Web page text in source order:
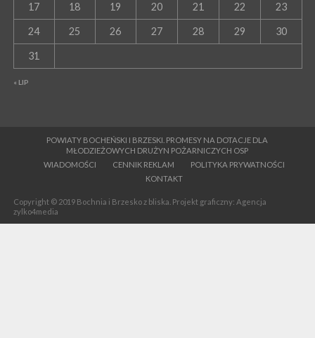
« LIP
17 18 19 20 21 22 23
24 25 26 27 28 29 30
31
POWIATY BOCHEŃSKI I BRZESKI. PROMESY NA DOTACJE DLA
MŁODZIEŻOWYCH DRUŻYN POŻARNICZYCH OSP
WIADOMOŚCI
CENNIK REKLAM
POLITYKA PRYWATNOŚCI
KONTAKT
Copyright © 2019 Bochnia i Brzesko z bliska. Projekt graficzny: Agencja
zylko4media